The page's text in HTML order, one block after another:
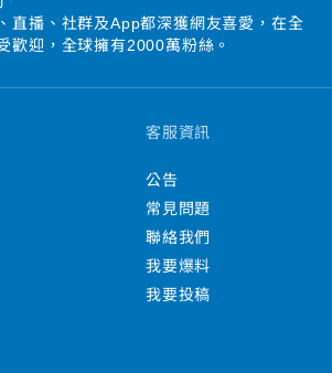
直播、社群及App都深獲網友喜愛，在全
歡迎，全球擁有2000萬粉絲。
客服資訊
公告
常見問題
聯絡我們
我要爆料
我要投稿